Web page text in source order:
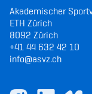
Akademischer
ETH Zürich
8092 Zürich
+41 44 632 42 10
info@asvz.ch